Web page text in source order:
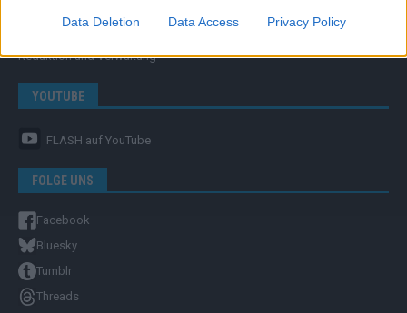
Data Deletion Data Access Privacy Policy
Unternehmensporträt
Redaktion und Verwaltung
YOUTUBE
FLASH auf YouTube
FOLGE UNS
Facebook
Bluesky
Tumblr
Threads